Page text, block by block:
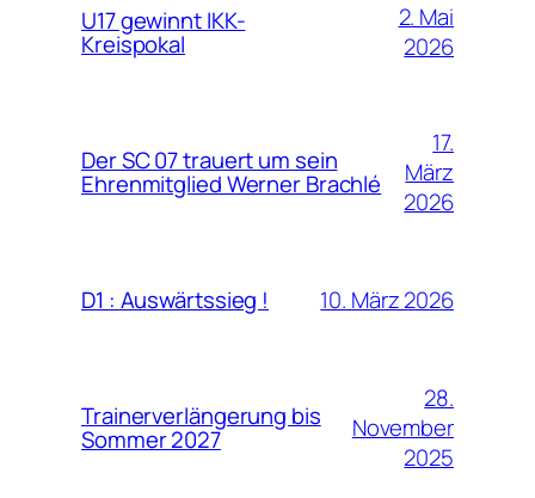
U17 gewinnt IKK-
Kreispokal
2. Mai
2026
Der SC 07 trauert um sein
Ehrenmitglied Werner Brachlé
17.
März
2026
D1 : Auswärtssieg ! 10. März 2026
Trainerverlängerung bis
Sommer 2027
28.
November
2025